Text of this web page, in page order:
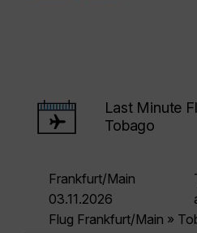
Last Minute
Tobago
Frankfurt/Main
03.11.2026
Flug Frankfurt/Main »